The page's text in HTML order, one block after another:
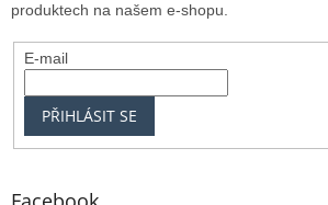
produktech na našem e-shopu.
E-mail
PŘIHLÁSIT SE